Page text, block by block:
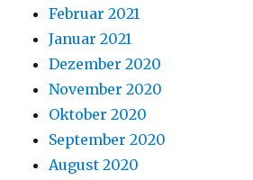
Februar 2021
Januar 2021
Dezember 2020
November 2020
Oktober 2020
September 2020
August 2020